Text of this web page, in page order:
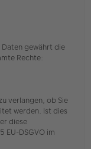
gewährt die
Rechte:
verlangen, ob Sie
werden. Ist dies
diese
EU-DSGVO im